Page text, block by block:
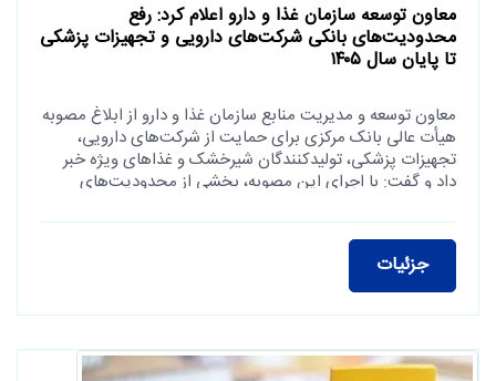
معاون توسعه سازمان غذا و دارو اعلام کرد: رفع
محدودیت‌های بانکی شرکت‌های دارویی و تجهیزات پزشکی
تا پایان سال ۱۴۰۵
معاون توسعه و مدیریت منابع سازمان غذا و دارو از ابلاغ مصوبه
هیأت عالی بانک مرکزی برای حمایت از شرکت‌های دارویی،
تجهیزات پزشکی، تولیدکنندگان شیرخشک و غذاهای ویژه خبر
داد و گفت: با اجرای این مصوبه، بخشی از محدودیت‌های
تأمین مالی آنها تسهیل می‌شود.
جزئیات